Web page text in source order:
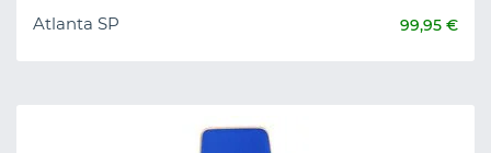
Atlanta SP 99,95 €